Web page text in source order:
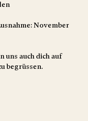
November
uns auch dich auf
begrüssen.